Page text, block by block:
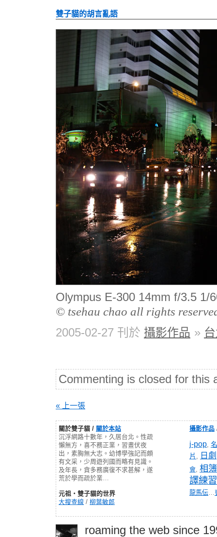
雙子貓的胡言亂語
Olympus E-300 14mm f/3.5 1/
© tsehau chao all rights
2005-02-27 刊於 攝影作品 »
Commenting is closed for this
« 上一張
關於雙子貓 / 關於本站
沉浮網路十數年，久居台北。性疏
懶無方，喜不務正業，習晝伏夜
出，素胸無大志。幼博學強記而頗
有文采，少周遊列國而略有見識。
及年長，貪多務廣復不求甚解，遂
荒於學而疏於業…
元祖‧雙子貓的世界
大搜查線 / 柳葉敏郎
攝影作品
j-pop,
片 , 日劇
會, 相簿
譯練習
龍馬伝…
roaming the web since